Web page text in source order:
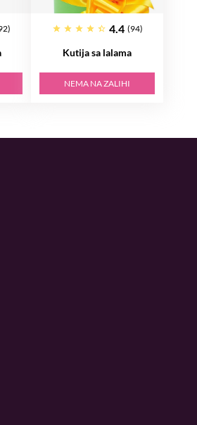
4.4 (94)
Kutija sa lalama
NEMA NA ZALIHI